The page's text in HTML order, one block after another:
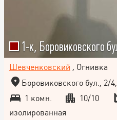
1-к, Боровиковского
Шевченковский , Огнивка
Боровиковского бул., 2/
1 комн.
10/10
изолированная